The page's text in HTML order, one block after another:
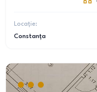
Locație:
Constanța